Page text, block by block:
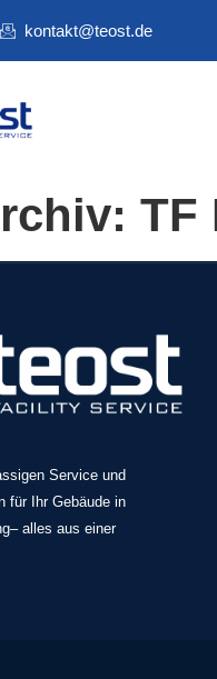
kontakt@teost.de
TF
Service und
für Ihr Gebäude in
alles aus einer